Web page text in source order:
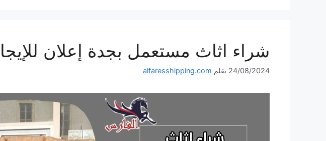
شراء اثاث مستعمل بجدة إعلان للإيجار
24/08/2024 بقلم alfaresshipping.com